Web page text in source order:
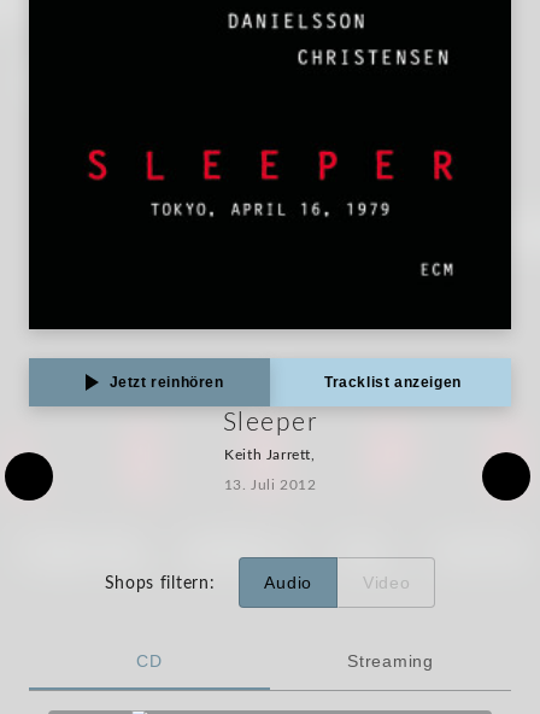
Jetzt reinhören Tracklist anzeigen
Sleeper
Keith Jarrett,
13. Juli 2012
Shops filtern : Audio Video
CD Streaming